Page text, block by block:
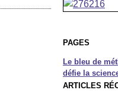
PAGES
Le bleu de
défie la
ARTICLES